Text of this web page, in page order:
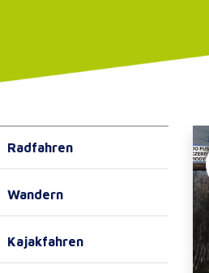
Radfahren
Wandern
Kajakfahren